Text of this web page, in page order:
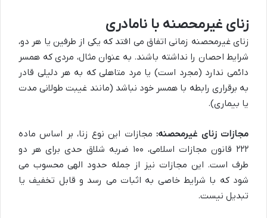
زنای غیرمحصنه با نامادری
زنای غیرمحصنه زمانی اتفاق می افتد که یکی از طرفین یا هر دو،
شرایط احصان را نداشته باشند. به عنوان مثال، مردی که همسر
دائمی ندارد (مجرد است) یا مرد متاهلی که به هر دلیلی قادر
به برقراری رابطه با همسر خود نباشد (مانند غیبت طولانی مدت
یا بیماری).
مجازات زنای غیرمحصنه:مجازات این نوع زنا، بر اساس ماده
۲۲۲ قانون مجازات اسلامی، ۱۰۰ ضربه شلاق حدی برای هر دو
طرف است. این مجازات نیز از جمله حدود الهی محسوب می
شود که با شرایط خاصی به اثبات می رسد و قابل تخفیف یا
تبدیل نیست.